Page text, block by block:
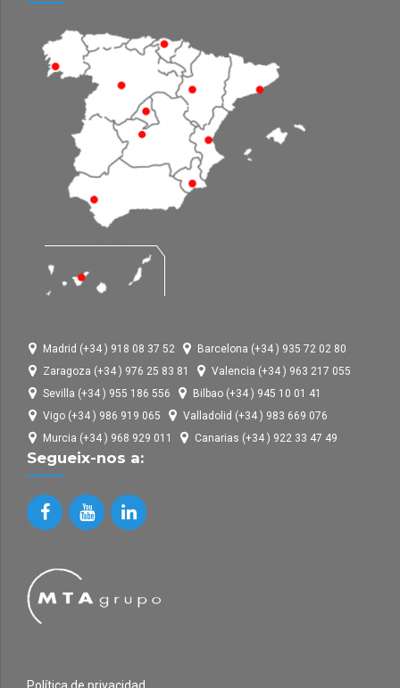
Madrid (+34 ) 918 08 37 52
Barcelona (+34 ) 935 72 02 80
Zaragoza (+34 ) 976 25 83 81
Valencia (+34 ) 963 217 055
Sevilla (+34 ) 955 186 556
Bilbao (+34 ) 945 10 01 41
Vigo (+34 ) 986 919 065
Valladolid (+34 ) 983 669 076
Murcia (+34 ) 968 929 011
Canarias (+34 ) 922 33 47 49
Segueix-nos a: